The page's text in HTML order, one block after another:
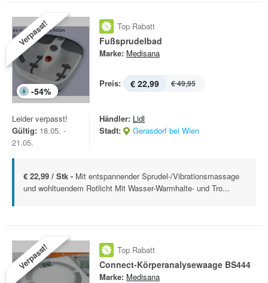
Verpasst!
-54%
Top Rabatt
Fußsprudelbad
Marke: Medisana
Preis: € 22,99 € 49,95
Leider verpasst!
Gültig: 18.05. -
21.05.
Händler: Lidl
Stadt:
Gerasdorf bei Wien
€ 22,99 / Stk - Mit entspannender Sprudel-/Vibrationsmassage
und wohltuendem Rotlicht Mit Wasser-Warmhalte- und Tro...
Verpasst! Top Rabatt
Connect-Körperanalysewaage BS444
Marke: Medisana